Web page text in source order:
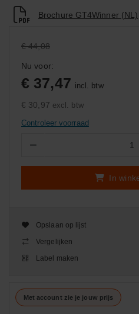
Brochure GT4Winner (NL)
€ 44,08
Nu voor:
€ 37,47 incl. btw
€ 30,97 excl. btw
Controleer voorraad
−
In
Opslaan op lijst
Vergelijken
Label maken
Met account zie je jouw prijs